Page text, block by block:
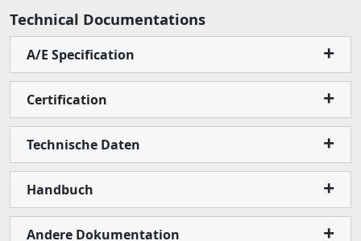
Technical Documentations
A/E Specification
Certification
Technische Daten
Handbuch
Andere Dokumentation